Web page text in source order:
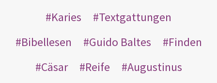
Karies
Textgattungen
Bibellesen
Guido Baltes
Finden
Cäsar
Reife
Augustinus